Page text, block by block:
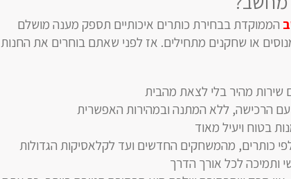
הממוקדת בבחירת כותרים איכותיים תספק מענה מושלם
או שחקנים מתחילים. אז לפני שאתם בוחרים את החנות
שירות מהיר בלי לצאת מהבית
הרכישה, ללא המתנה ובמהירות האפשרית
בטוח ויעיל מאוד
כותרים, מהמשחקים החדשים ועד לקלאסיקות הגדולות
ותמיכה לכל אורך הדרך